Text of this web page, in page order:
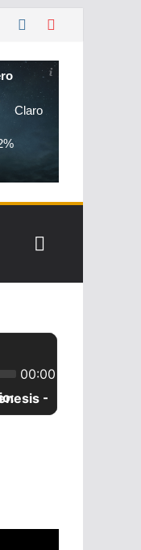
Claro